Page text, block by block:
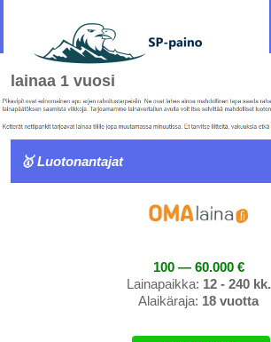
lainaa 1 vuosi
🥇 Luotonantajat
100 — 60.000 €
Lainapaikka: 12 - 240 kk.
Alaikäraja: 18 vuotta